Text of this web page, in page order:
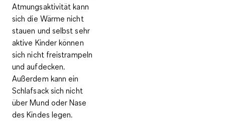
Atmungsaktivität kann
sich die Wärme nicht
stauen und selbst sehr
aktive Kinder können
sich nicht freistrampeln
und aufdecken.
Außerdem kann ein
Schlafsack sich nicht
über Mund oder Nase
des Kindes legen.